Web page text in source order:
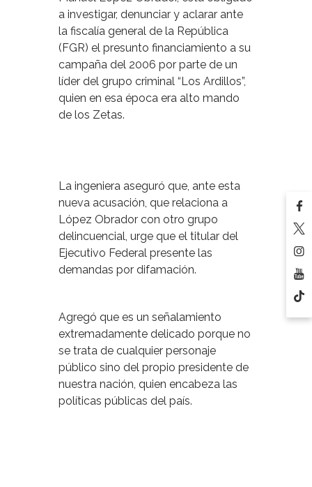
a investigar, denunciar y aclarar ante
la fiscalía general de la República
(FGR) el presunto financiamiento a su
campaña del 2006 por parte de un
líder del grupo criminal “Los Ardillos”,
quien en esa época era alto mando
de los Zetas.
La ingeniera aseguró que, ante esta
nueva acusación, que relaciona a
López Obrador con otro grupo
delincuencial, urge que el titular del
Ejecutivo Federal presente las
demandas por difamación.
Agregó que es un señalamiento
extremadamente delicado porque no
se trata de cualquier personaje
público sino del propio presidente de
nuestra nación, quien encabeza las
políticas públicas del país.